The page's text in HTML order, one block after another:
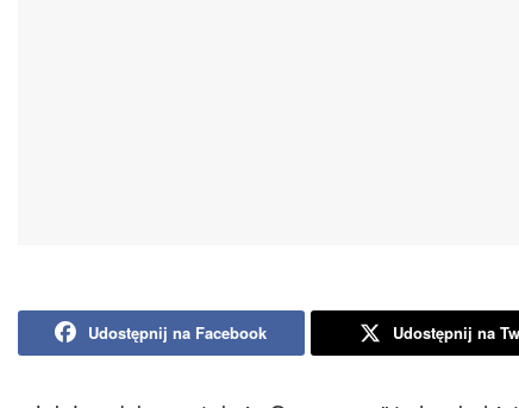
Udostępnij na Facebook Udostępnij na